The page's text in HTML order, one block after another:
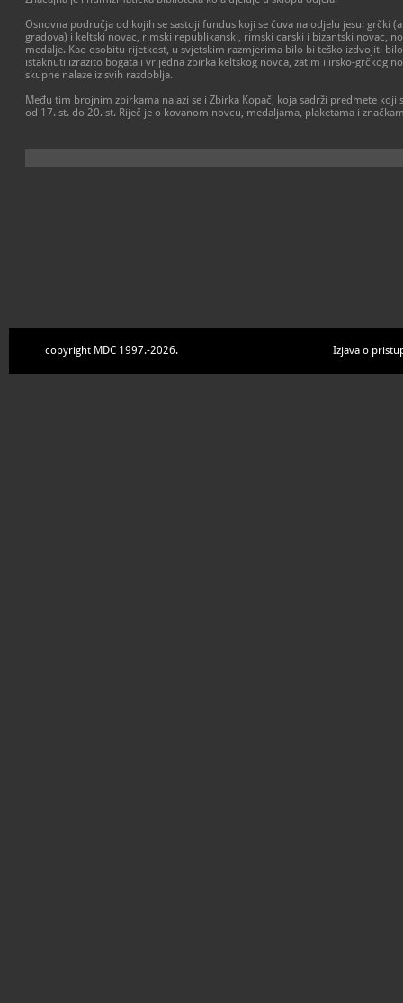
Osnovna područja od kojih se sastoji fundus koji se čuva na odjelu jesu: grčki
gradova) i keltski novac, rimski republikanski, rimski carski i bizantski novac,
medalje. Kao osobitu rijetkost, u svjetskim razmjerima bilo bi teško izdvojiti
istaknuti izrazito bogata i vrijedna zbirka keltskog novca, zatim ilirsko-grčkog
skupne nalaze iz svih razdoblja.
Među tim brojnim zbirkama nalazi se i Zbirka Kopač, koja sadrži predmete
od 17. st. do 20. st. Riječ je o kovanom novcu, medaljama, plaketama i
copyright MDC 1997.-2026. Izjava o